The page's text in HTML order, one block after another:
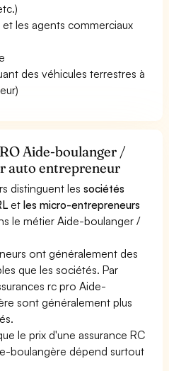
les agents commerciaux
des véhicules terrestres à
Aide-boulanger /
auto entrepreneur
distinguent lessociétés
etles micro-entrepreneurs
le métier Aide-boulanger /
ont généralement des
que les sociétés. Par
rc pro Aide-
sont généralement plus
le prix d'une assurance RC
boulangère dépend surtout